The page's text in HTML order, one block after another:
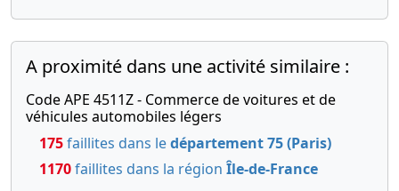
A proximité dans une activité similaire :
Code APE 4511Z - Commerce de voitures et de
véhicules automobiles légers
175faillites dans ledépartement 75 (Paris)
1170faillites dans la région Île-de-France